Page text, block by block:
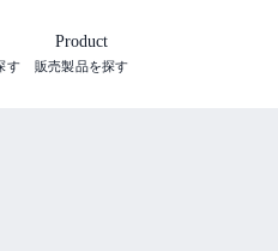
す
Product
販売製品を探す